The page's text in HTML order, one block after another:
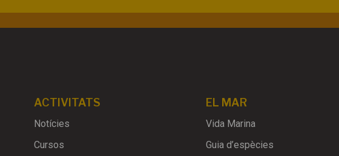
ACTIVITATS
Notícies
Cursos
EL MAR
Vida Marina
Guia d’espècies